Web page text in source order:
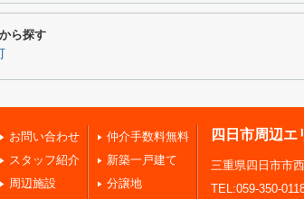
ら探す
お問い合わせ
スタッフ紹介
周辺施設
仲介手数料無料
新築一戸建て
分譲地
四日市周辺エ
三重県四日市市
TEL:059-350-